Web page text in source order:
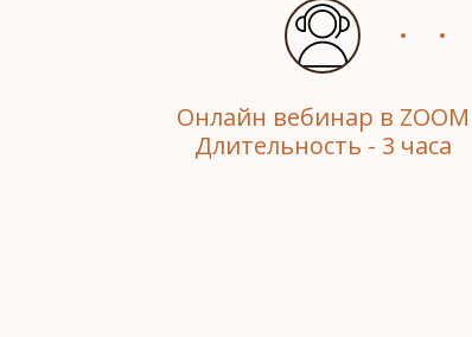
Онлайн вебинар в ZOOM
Длительность - 3 часа